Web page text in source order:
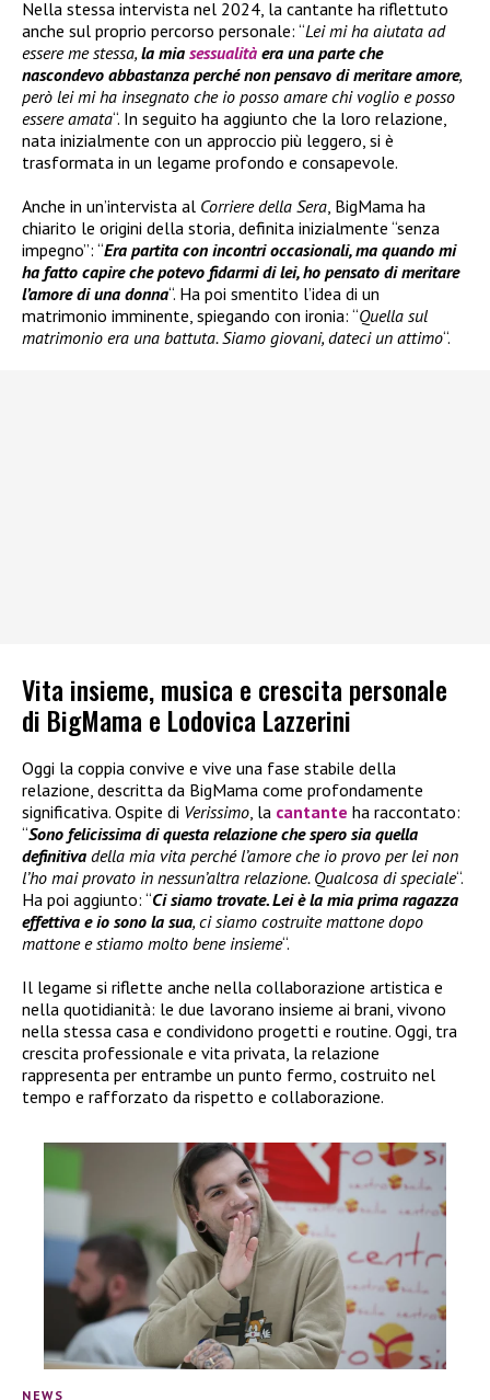
Nella stessa intervista nel 2024, la cantante ha riflettuto
anche sul proprio percorso personale: “Lei mi ha aiutata ad
essere me stessa, la mia sessualità era una parte che
nascondevo abbastanza perché non pensavo di meritare amore,
però lei mi ha insegnato che io posso amare chi voglio e posso
essere amata“. In seguito ha aggiunto che la loro relazione,
nata inizialmente con un approccio più leggero, si è
trasformata in un legame profondo e consapevole.
Anche in un’intervista al Corriere della Sera, BigMama ha
chiarito le origini della storia, definita inizialmente “senza
impegno”: “Era partita con incontri occasionali, ma quando mi
ha fatto capire che potevo fidarmi di lei, ho pensato di meritare
l’amore di una donna“. Ha poi smentito l’idea di un
matrimonio imminente, spiegando con ironia: “Quella sul
matrimonio era una battuta. Siamo giovani, dateci un attimo“.
Vita insieme, musica e crescita personale
di BigMama e Lodovica Lazzerini
Oggi la coppia convive e vive una fase stabile della
relazione, descritta da BigMama come profondamente
significativa. Ospite di Verissimo , la cantante ha raccontato:
“Sono felicissima di questa relazione che spero sia quella
definitiva della mia vita perché l’amore che io provo per lei non
l’ho mai provato in nessun’altra relazione. Qualcosa di speciale“.
Ha poi aggiunto: “Ci siamo trovate. Lei è la mia prima ragazza
effettiva e io sono la sua, ci siamo costruite mattone dopo
mattone e stiamo molto bene insieme“.
Il legame si riflette anche nella collaborazione artistica e
nella quotidianità: le due lavorano insieme ai brani, vivono
nella stessa casa e condividono progetti e routine. Oggi, tra
crescita professionale e vita privata, la relazione
rappresenta per entrambe un punto fermo, costruito nel
tempo e rafforzato da rispetto e collaborazione.
NEWS